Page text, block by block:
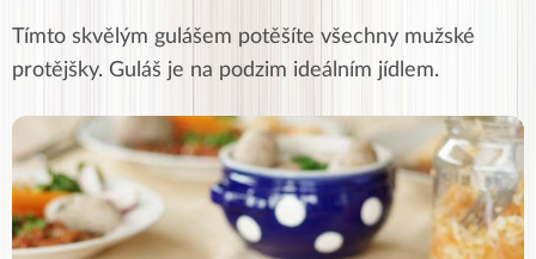
Tímto skvělým gulášem potěšíte všechny mužské
protějšky. Guláš je na podzim ideálním jídlem.